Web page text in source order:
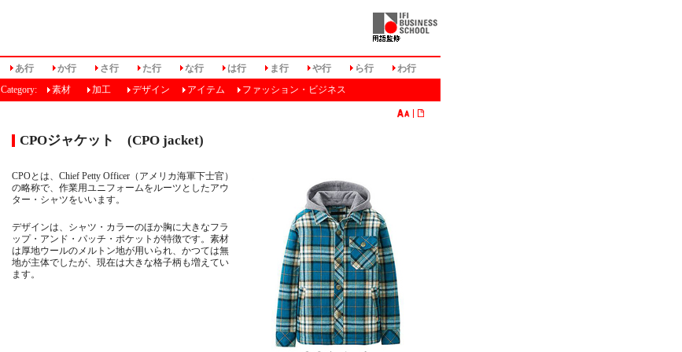
あ行 か行 さ行 た行 な行 は行 ま行 や行 ら行
わ行
Category:
素材 加工 デザイン アイテム ファッション・ビジネス
CPOジャケット (CPO jacket)
CPOとは、Chief Petty Officer（アメリカ海軍下士官）
の略称で、作業用ユニフォームをルーツとしたアウ
ター・シャツをいいます。
デザインは、シャツ・カラーのほか胸に大きなフラ
ップ・アンド・パッチ・ポケットが特徴です。素材
は厚地ウールのメルトン地が用いられ、かつては無
地が主体でしたが、現在は大きな格子柄も増えてい
ます。